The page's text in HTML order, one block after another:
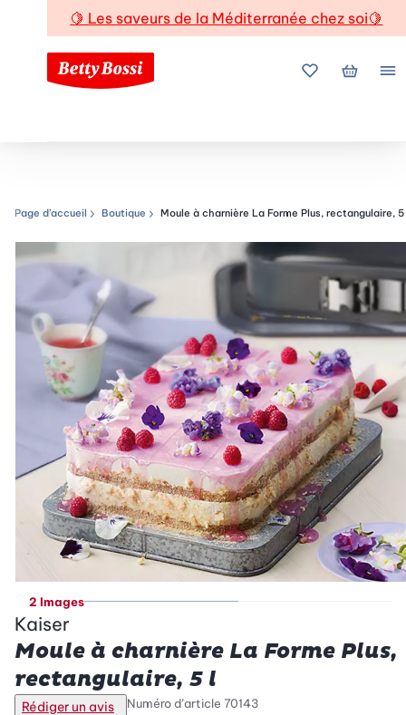
🍋 Les saveurs de la Méditerranée chez soi🍋
Mes favoris
Mon
Chemin de navigation
Page d’accueil Boutique Moule à charnière La Forme Plus, rectangulaire, 5
2 Images
Kaiser
Moule à charnière La Forme Plus,
rectangulaire, 5 l
Rédiger un avis Numéro d’article 70143